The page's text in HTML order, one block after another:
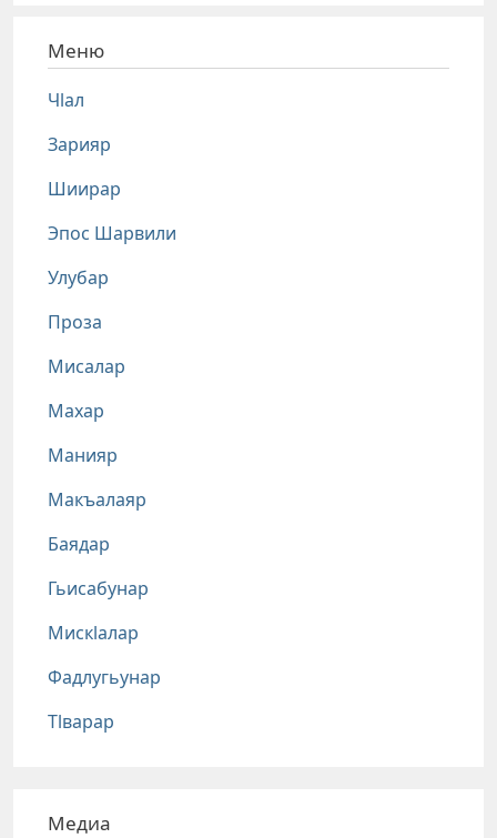
Меню
Чlал
Зарияр
Шиирар
Эпос Шарвили
Улубар
Проза
Мисалар
Махар
Манияр
Макъалаяр
Баядар
Гьисабунар
Мискlалар
Фадлугьунар
Тlварар
Медиа